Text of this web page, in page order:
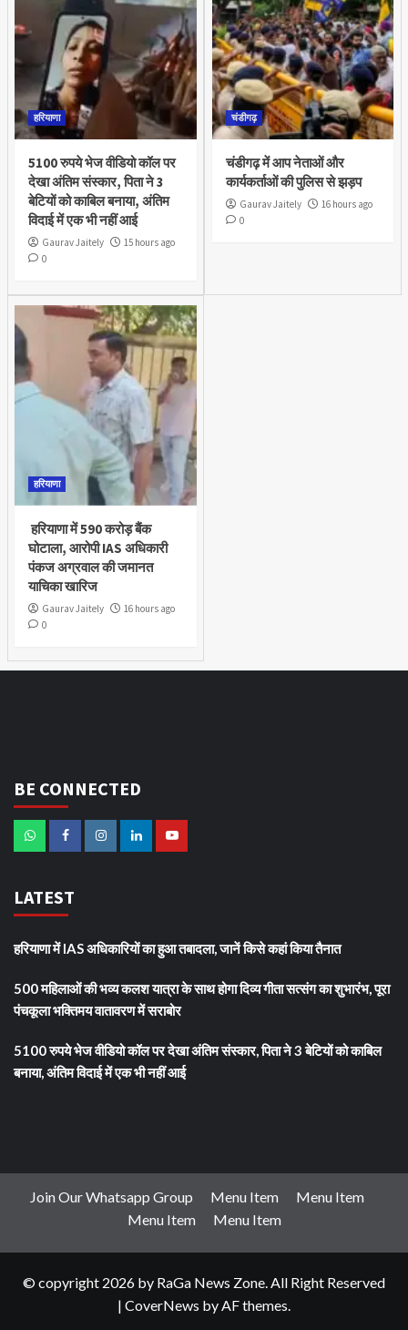
हरियाणा
5100 रुपये भेज वीडियो कॉल पर
देखा अंतिम संस्कार, पिता ने 3
बेटियों को काबिल बनाया, अंतिम
विदाई में एक भी नहीं आई
Gaurav Jaitely
15 hours ago
0
चंडीगढ़
चंडीगढ़ में आप नेताओं और
कार्यकर्ताओं की पुलिस से झड़प
Gaurav Jaitely
16 hours ago
0
हरियाणा
हरियाणा में 590 करोड़ बैंक
घोटाला, आरोपी IAS अधिकारी
पंकज अग्रवाल की जमानत
याचिका खारिज
Gaurav Jaitely
16 hours ago
0
BE CONNECTED
LATEST
हरियाणा में IAS अधिकारियों का हुआ तबादला, जानें किसे कहां किया तैनात
500 महिलाओं की भव्य कलश यात्रा के साथ होगा दिव्य गीता सत्संग का शुभारंभ, पूरा
पंचकूला भक्तिमय वातावरण में सराबोर
5100 रुपये भेज वीडियो कॉल पर देखा अंतिम संस्कार, पिता ने 3 बेटियों को काबिल
बनाया, अंतिम विदाई में एक भी नहीं आई
Join Our Whatsapp Group Menu Item
Menu Item
Menu Item
Menu Item
© copyright 2026 by RaGa News Zone. All Right Reserved
| CoverNews by AF themes.